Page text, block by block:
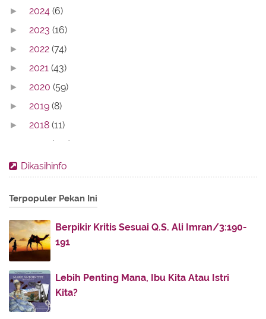
► 2024 (6)
► 2023 (16)
► 2022 (74)
► 2021 (43)
► 2020 (59)
► 2019 (8)
► 2018 (11)
(142)
► 2016(11)
► 2012(86)
► 2011
▼ 2010 (187)
Ketika Bidadari Turun ke Bumi
Khalifah Umar dan Keadilan
Punggung...
Dikasihinfo
Terpopuler Pekan Ini
Berpikir Kritis Sesuai Q.S. Ali Imran/3:190-
191
Lebih Penting Mana, Ibu Kita Atau Istri
Kita?